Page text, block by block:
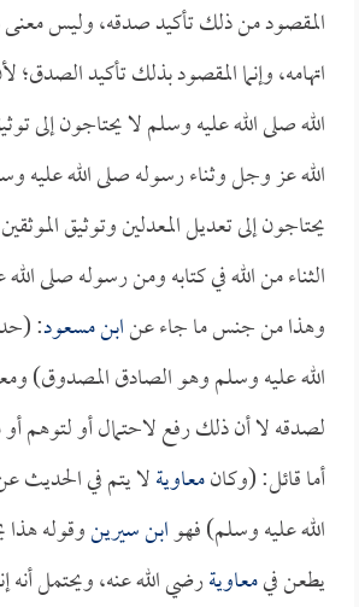
المقصود من ذلك تأكيد صدقه، وليس
اتهامه، وإنما المقصود بذلك تأكيد
الله صلى الله عليه وسلم لا يحتاجون إلى
الله عز وجل وثناء رسوله صلى الله عليه
يحتاجون إلى تعديل المعدلين وتوثيق
الثناء من الله في كتابه ومن رسوله صلى
وهذا من جنس ما جاء عنابن مسعود:
الله عليه وسلم وهو الصادق المصدوق)
لصدقه لا أن ذلك رفع لاحتمال أو لتوهم
أما قائل: (وكانمعاويةلا يتم في الحديث
الله عليه وسلم) فهوابن سيرينوقوله
يطعن فيمعاويةرضي الله عنه، ويحتمل أنه